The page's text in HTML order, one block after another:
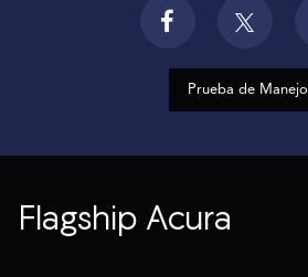
Prueba de Manejo
Flagship Acura